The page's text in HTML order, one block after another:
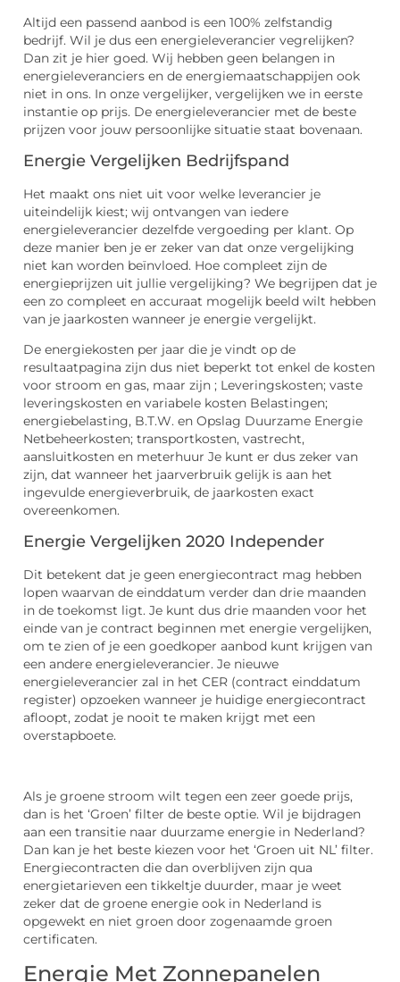
Altijd een passend aanbod is een 100% zelfstandig
bedrijf. Wil je dus een energieleverancier vegrelijken?
Dan zit je hier goed. Wij hebben geen belangen in
energieleveranciers en de energiemaatschappijen ook
niet in ons. In onze vergelijker, vergelijken we in eerste
instantie op prijs. De energieleverancier met de beste
prijzen voor jouw persoonlijke situatie staat bovenaan.
Energie Vergelijken Bedrijfspand
Het maakt ons niet uit voor welke leverancier je
uiteindelijk kiest; wij ontvangen van iedere
energieleverancier dezelfde vergoeding per klant. Op
deze manier ben je er zeker van dat onze vergelijking
niet kan worden beïnvloed. Hoe compleet zijn de
energieprijzen uit jullie vergelijking? We begrijpen dat je
een zo compleet en accuraat mogelijk beeld wilt hebben
van je jaarkosten wanneer je energie vergelijkt.
De energiekosten per jaar die je vindt op de
resultaatpagina zijn dus niet beperkt tot enkel de kosten
voor stroom en gas, maar zijn ; Leveringskosten; vaste
leveringskosten en variabele kosten Belastingen;
energiebelasting, B.T.W. en Opslag Duurzame Energie
Netbeheerkosten; transportkosten, vastrecht,
aansluitkosten en meterhuur Je kunt er dus zeker van
zijn, dat wanneer het jaarverbruik gelijk is aan het
ingevulde energieverbruik, de jaarkosten exact
overeenkomen.
Energie Vergelijken 2020 Independer
Dit betekent dat je geen energiecontract mag hebben
lopen waarvan de einddatum verder dan drie maanden
in de toekomst ligt. Je kunt dus drie maanden voor het
einde van je contract beginnen met energie vergelijken,
om te zien of je een goedkoper aanbod kunt krijgen van
een andere energieleverancier. Je nieuwe
energieleverancier zal in het CER (contract einddatum
register) opzoeken wanneer je huidige energiecontract
afloopt, zodat je nooit te maken krijgt met een
overstapboete.
Als je groene stroom wilt tegen een zeer goede prijs,
dan is het ‘Groen’ filter de beste optie. Wil je bijdragen
aan een transitie naar duurzame energie in Nederland?
Dan kan je het beste kiezen voor het ‘Groen uit NL’ filter.
Energiecontracten die dan overblijven zijn qua
energietarieven een tikkeltje duurder, maar je weet
zeker dat de groene energie ook in Nederland is
opgewekt en niet groen door zogenaamde groen
certificaten.
Energie Met Zonnepanelen